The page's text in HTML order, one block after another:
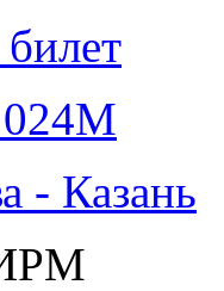
024М
- Казань